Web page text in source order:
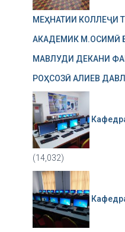
МЕҲНАТИИ КОЛЛЕҶИ
АКАДЕМИК М.ОСИМӢ
МАВЛУДИ ДЕКАНИ
РОҲСОЗӢ АЛИЕВ
(14,032)